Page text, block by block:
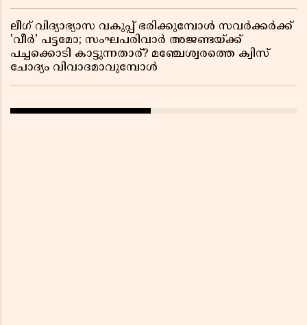
ലീഗ് വിദ്യാഭ്യാസ വകുപ്പ് ഭരിക്കുമ്പോൾ സവർക്കർക്ക്
'വീർ' പട്ടമോ; സംഘപരിവാർ അജണ്ടയ്ക്ക്
പച്ചക്കൊടി കാട്ടുന്നതാര്? മഞ്ചേശ്വരത്തെ ക്വിസ്
ചോദ്യം വിവാദമാവുമ്പോൾ